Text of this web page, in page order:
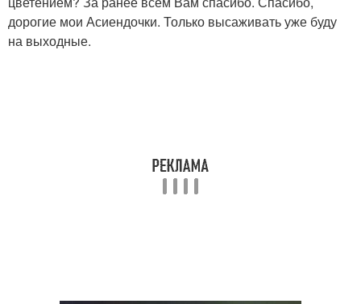
дорогие мои Асиендочки. Только высаживать уже буду
на выходные.